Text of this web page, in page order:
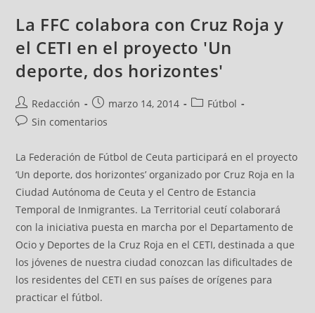
La FFC colabora con Cruz Roja y
el CETI en el proyecto 'Un
deporte, dos horizontes'
Redacción marzo 14, 2014
Fútbol
Sin comentarios
La Federación de Fútbol de Ceuta participará en el proyecto
‘Un deporte, dos horizontes’ organizado por Cruz Roja en la
Ciudad Autónoma de Ceuta y el Centro de Estancia
Temporal de Inmigrantes. La Territorial ceutí colaborará
con la iniciativa puesta en marcha por el Departamento de
Ocio y Deportes de la Cruz Roja en el CETI, destinada a que
los jóvenes de nuestra ciudad conozcan las dificultades de
los residentes del CETI en sus países de orígenes para
practicar el fútbol.